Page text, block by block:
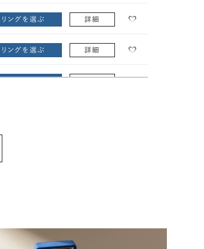
リングを選ぶ 詳細
リングを選ぶ 詳細
リングを選ぶ 詳細
リングを選ぶ